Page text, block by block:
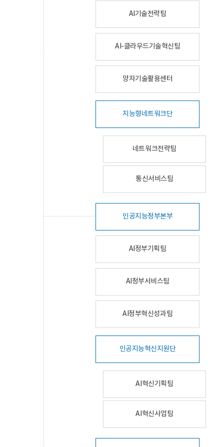
AI기술전략팀
AI-클라우드기술혁신팀
양자기술활용센터
지능형네트워크단
네트워크전략팀
통신서비스팀
인공지능정부본부
AI정부기획팀
AI정부서비스팀
AI정부혁신성과팀
인공지능혁신지원단
AI혁신기획팀
AI혁신사업팀